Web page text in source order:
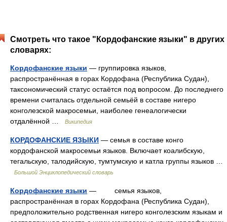
Смотреть что такое "Кордофанские языки" в других
словарях:
Кордофанские языки — группировка языков,
распространённая в горах Кордофана (Республика Судан),
таксономический статус остаётся под вопросом. До последнего
времени считалась отдельной семьёй в составе нигеро
конголезской макросемьи, наиболее генеалогически
отдалённой …
Википедия
КОРДОФАНСКИЕ ЯЗЫКИ — семья в составе конго
кордофанской макросемьи языков. Включает коалибскую,
тегальскую, талодийскую, тумтумскую и катла группы языков …
Большой Энциклопедический словарь
Кордофанские языки — семья языков,
распространённая в горах Кордофана (Республика Судан),
предположительно родственная нигеро конголезским языкам и